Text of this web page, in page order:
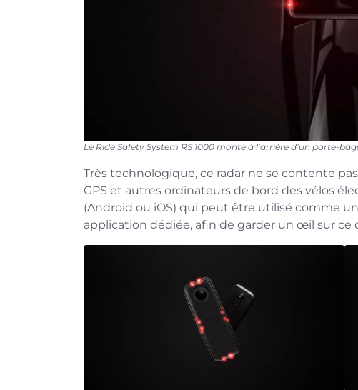
Le Ride Safety System RS 1000 monté à l’arrière d’un porte-
Très technologique, ce radar ne se contente
GPS et autres ordinateurs de bord des vélos
(Android ou iOS) qui peut être utilisé comme
application dédiée, afin de garder un œil sur ce